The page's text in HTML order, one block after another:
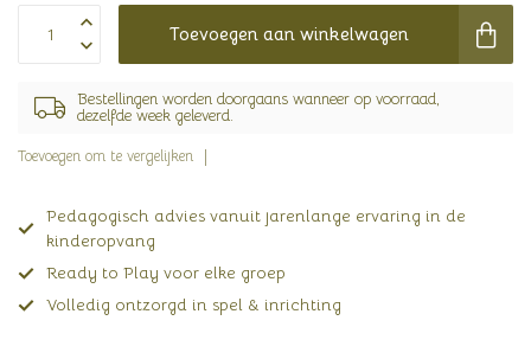
Toevoegen aan winkelwagen
Bestellingen worden doorgaans wanneer op voorraad,
dezelfde week geleverd.
Toevoegen om te vergelijken
Pedagogisch advies vanuit jarenlange ervaring in de
kinderopvang
Ready to Play voor elke groep
Volledig ontzorgd in spel & inrichting